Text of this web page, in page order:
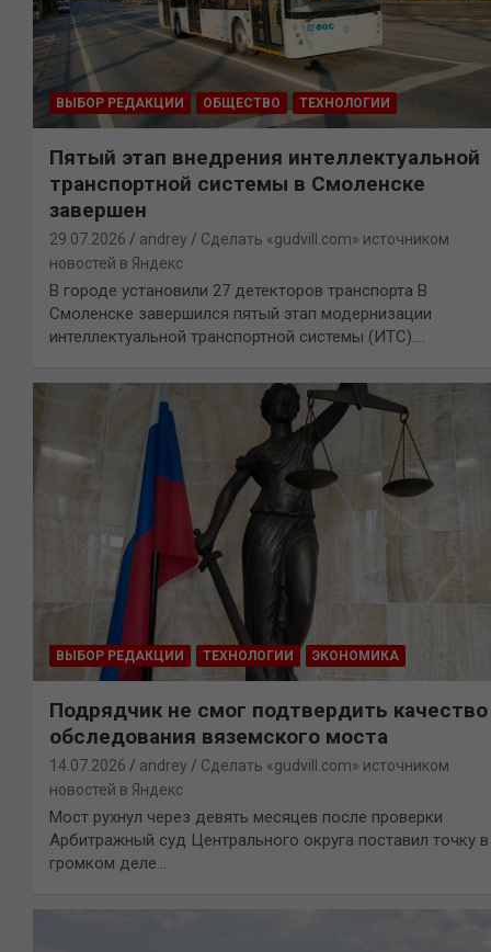
ВЫБОР РЕДАКЦИИ ОБЩЕСТВО ТЕХНОЛОГИИ
Пятый этап внедрения интеллектуальной
транспортной системы в Смоленске
завершен
29.07.2026 andrey
Сделать «gudvill.com» источником
новостей в Яндекс
В городе установили 27 детекторов транспорта В
Смоленске завершился пятый этап модернизации
интеллектуальной транспортной системы (ИТС).…
ВЫБОР РЕДАКЦИИ ТЕХНОЛОГИИ ЭКОНОМИКА
Подрядчик не смог подтвердить качество
обследования вяземского моста
14.07.2026 andrey
Сделать «gudvill.com» источником
новостей в Яндекс
Мост рухнул через девять месяцев после проверки
Арбитражный суд Центрального округа поставил точку в
громком деле…